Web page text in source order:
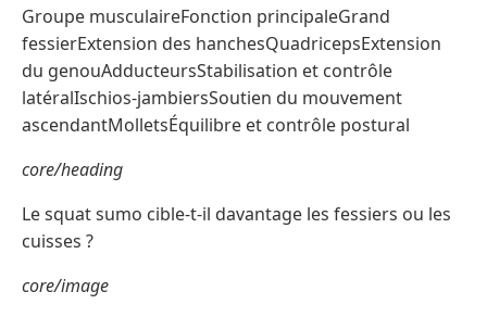
Groupe musculaireFonction principaleGrand
fessierExtension des hanchesQuadricepsExtension
du genouAdducteursStabilisation et contrôle
latéralIschios-jambiersSoutien du mouvement
ascendantMolletsÉquilibre et contrôle postural
core/heading
Le squat sumo cible-t-il davantage les fessiers ou les
cuisses ?
core/image